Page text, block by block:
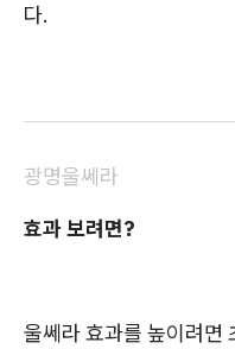
다.
광명울쎄라
효과 보려면?
울쎄라 효과를 높이려면